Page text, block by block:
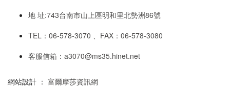
地 址:743台南市山上區明和里北勢洲86號
TEL：06-578-3070 、FAX：06-578-3080
客服信箱：a3070@ms35.hinet.net
網站設計 ： 富爾摩莎資訊網